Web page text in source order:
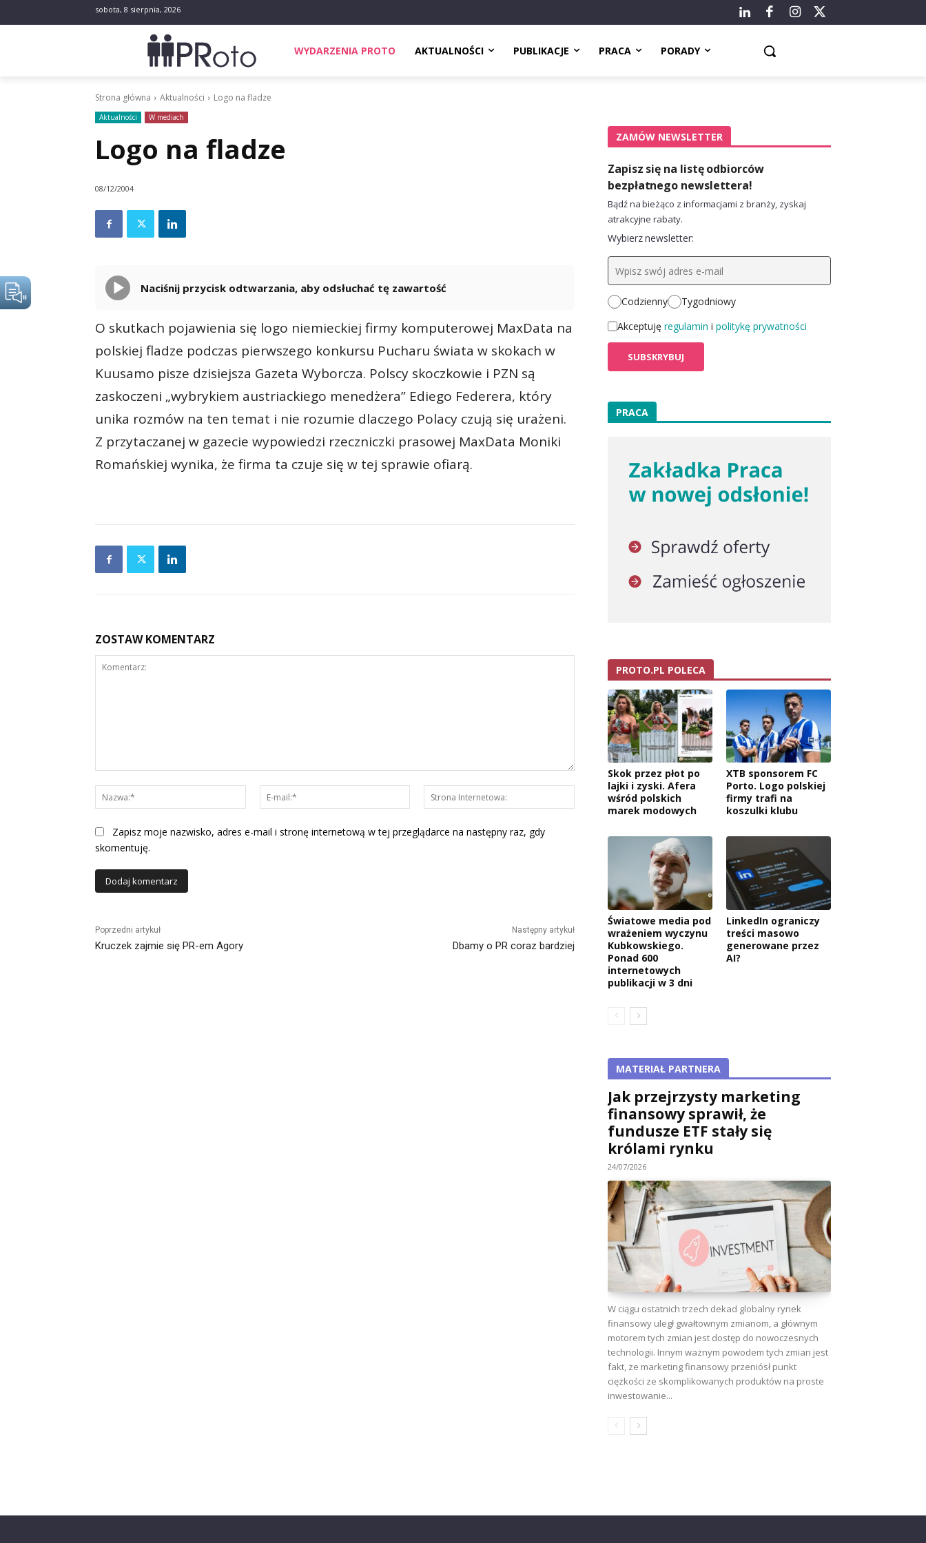
sobota, 8 sierpnia, 2026
WYDARZENIA PROTO AKTUALNOŚCI PUBLIKACJE PRACA PORADY
Strona główna Aktualności Logo na fladze
Aktualności W mediach
Logo na fladze
08/12/2004
Naciśnij przycisk odtwarzania, aby odsłuchać tę zawartość
O skutkach pojawienia się logo niemieckiej firmy komputerowej MaxData na
polskiej fladze podczas pierwszego konkursu Pucharu świata w skokach w
Kuusamo pisze dzisiejsza Gazeta Wyborcza. Polscy skoczkowie i PZN są
zaskoczeni „wybrykiem austriackiego menedżera” Ediego Federera, który
unika rozmów na ten temat i nie rozumie dlaczego Polacy czują się urażeni.
Z przytaczanej w gazecie wypowiedzi rzeczniczki prasowej MaxData Moniki
Romańskiej wynika, że firma ta czuje się w tej sprawie ofiarą.
ZOSTAW KOMENTARZ
Nazwa:*
mail:*
Internetowa:
Zapisz moje nazwisko, adres e-mail i stronę internetową w tej przeglądarce na następny raz, gdy
skomentuję.
Poprzedni artykuł
Kruczek zajmie się PR-em Agory
Następny artykuł
Dbamy o PR coraz bardziej
ZAMÓW NEWSLETTER
Zapisz się na listę odbiorców
bezpłatnego newslettera!
Bądź na bieżąco z informacjami z branży, zyskaj
atrakcyjne rabaty.
Wybierz newsletter:
Codzienny
Tygodniowy
Akceptuję regulamin i politykę prywatności
PRACA
PROTO.PL POLECA
Skok przez płot po
lajki i zyski. Afera
wśród polskich
marek modowych
XTB sponsorem FC
Porto. Logo polskiej
firmy trafi na
koszulki klubu
Światowe media pod
wrażeniem wyczynu
Kubkowskiego.
Ponad 600
internetowych
publikacji w 3 dni
LinkedIn ograniczy
treści masowo
generowane przez
AI?
MATERIAŁ PARTNERA
Jak przejrzysty marketing
finansowy sprawił, że
fundusze ETF stały się
królami rynku
24/07/2026
W ciągu ostatnich trzech dekad globalny rynek
finansowy uległ gwałtownym zmianom, a głównym
motorem tych zmian jest dostęp do nowoczesnych
technologii. Innym ważnym powodem tych zmian jest
fakt, że marketing finansowy przeniósł punkt
ciężkości ze skomplikowanych produktów na proste
inwestowanie...